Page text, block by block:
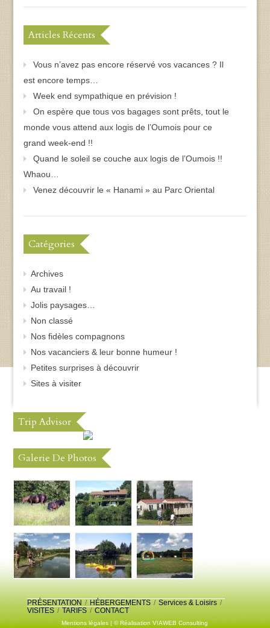
Articles Récents
Vous n’avez pas encore réservé vos vacances ? Il
est encore temps…
Week end sympathique en prévision !
On espère que tous vos bagages sont prêts, tout le
monde vous attend aux logis de l’Oumois pour ce
grand week-end !!
Quand le soleil se couche aux logis de l’Oumois !!
Whaou…
Venez découvrir le « Hanami » au Parc Oriental
Catégories
Archives
Au travail !
Jolis paysages…
Non classé
Nos fidèles compagnons
Nos vacanciers & leur bonne humeur !
Petites surprises à découvrir
Sites à visiter
Trip Advisor
Galerie De Photos
PRÉSENTATION / HÉBERGEMENTS / Services & Loisirs /
VISITES / TARIFS / CONTACT
Mentions légales| © RéalisationVIAWEB Consulting